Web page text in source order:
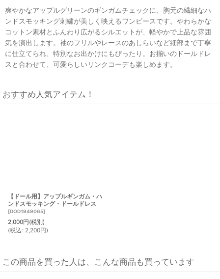
爽やかなアップルグリーンのギンガムチェックに、胸元の繊細なハ
ンドスモッキング刺繍が美しく映えるワンピースです。やわらかな
コットン素材とふんわり広がるシルエットが、軽やかで上品な雰囲
気を演出します。袖のフリルやレースのあしらいなど細部まで丁寧
に仕立てられ、特別なお出かけにもぴったり。お揃いのドールドレ
スと合わせて、可愛らしいリンクコーデも楽しめます。
おすすめ人気アイテム！
【ドール用】アップルギンガム・ハ
ンドスモッキング・ドールドレス
[DOD1949065]
2,000円(税別)
(税込 : 2,200円)
この商品を買った人は、こんな商品も買っています